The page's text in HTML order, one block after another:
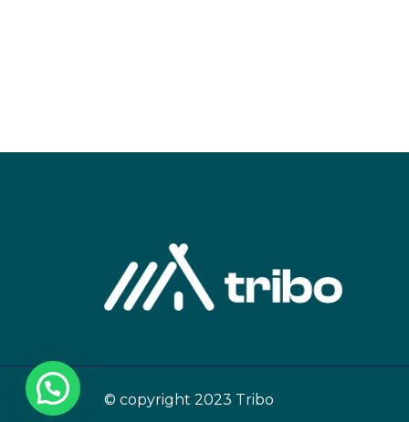
© copyright 2023 Tribo